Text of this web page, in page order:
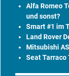
Alfa Romeo
und sonst?
Smart #1 im
Land Rover
Mitsubishi
Seat Tarraco